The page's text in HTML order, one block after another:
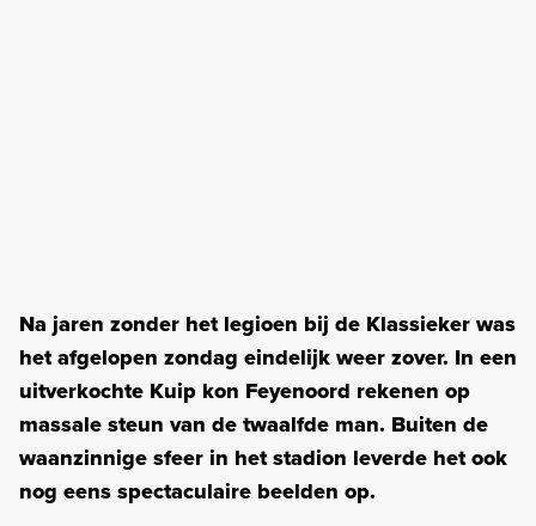
Na jaren zonder het legioen bij de Klassieker was
het afgelopen zondag eindelijk weer zover. In een
uitverkochte Kuip kon Feyenoord rekenen op
massale steun van de twaalfde man. Buiten de
waanzinnige sfeer in het stadion leverde het ook
nog eens spectaculaire beelden op.